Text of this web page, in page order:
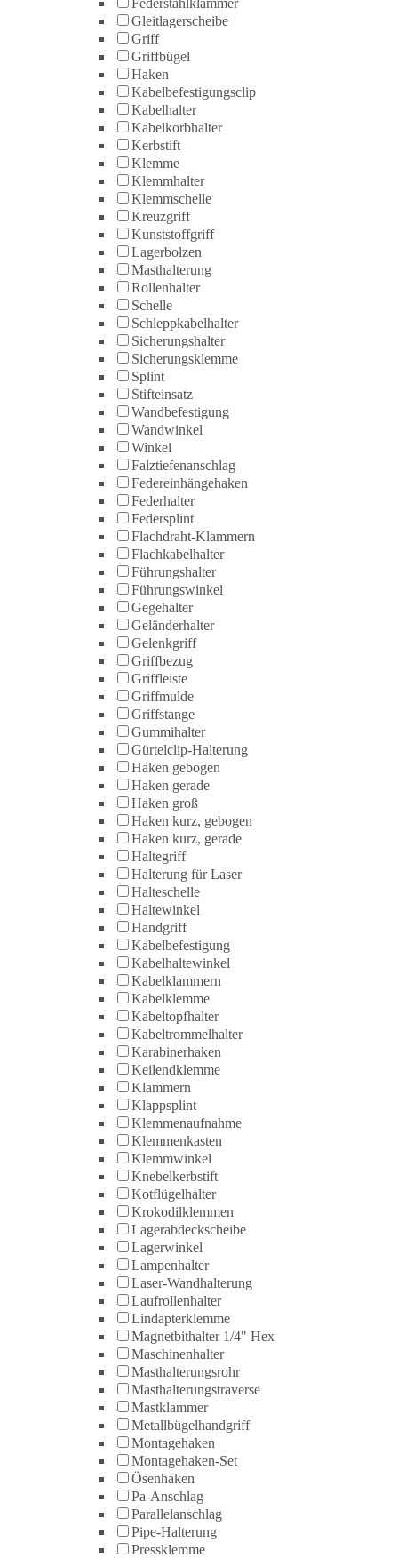
Gleitlagerscheibe
Griff
Griffbügel
Haken
Kabelbefestigungsclip
Kabelhalter
Kabelkorbhalter
Kerbstift
Klemme
Klemmhalter
Klemmschelle
Kreuzgriff
Kunststoffgriff
Lagerbolzen
Masthalterung
Rollenhalter
Schelle
Schleppkabelhalter
Sicherungshalter
Sicherungsklemme
Splint
Stifteinsatz
Wandbefestigung
Wandwinkel
Winkel
Falztiefenanschlag
Federeinhängehaken
Federhalter
Federsplint
Flachdraht-Klammern
Flachkabelhalter
Führungshalter
Führungswinkel
Gegehalter
Geländerhalter
Gelenkgriff
Griffbezug
Griffleiste
Griffmulde
Griffstange
Gummihalter
Gürtelclip-Halterung
Haken gebogen
Haken gerade
Haken groß
Haken kurz, gebogen
Haken kurz, gerade
Haltegriff
Halterung für Laser
Halteschelle
Haltewinkel
Handgriff
Kabelbefestigung
Kabelhaltewinkel
Kabelklammern
Kabelklemme
Kabeltopfhalter
Kabeltrommelhalter
Karabinerhaken
Keilendklemme
Klammern
Klappsplint
Klemmenaufnahme
Klemmenkasten
Klemmwinkel
Knebelkerbstift
Kotflügelhalter
Krokodilklemmen
Lagerabdeckscheibe
Lagerwinkel
Lampenhalter
Laser-Wandhalterung
Laufrollenhalter
Lindapterklemme
Magnetbithalter 1/4" Hex
Maschinenhalter
Masthalterungsrohr
Masthalterungstraverse
Mastklammer
Metallbügelhandgriff
Montagehaken
Montagehaken-Set
Ösenhaken
Pa-Anschlag
Parallelanschlag
Pipe-Halterung
Pressklemme